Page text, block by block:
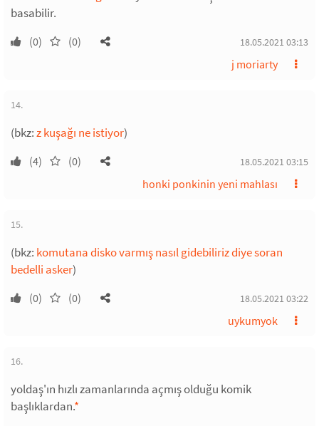
basabilir.
(0) (0) 18.05.2021 03:13
j moriarty
14.
(bkz:z kuşağı ne istiyor)
(4) (0) 18.05.2021 03:15
honki ponkinin yeni mahlası
15.
(bkz: komutana disko varmış nasıl gidebiliriz diye soran
bedelli asker)
(0) (0) 18.05.2021 03:22
uykumyok
16.
yoldaş'ın hızlı zamanlarında açmış olduğu komik
başlıklardan.*